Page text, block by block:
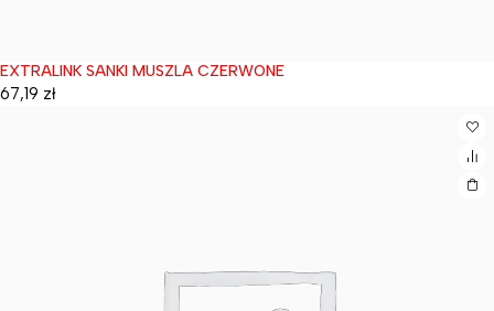
Wyprzedane
EXTRALINK SANKI MUSZLA CZERWONE
67,19 zł